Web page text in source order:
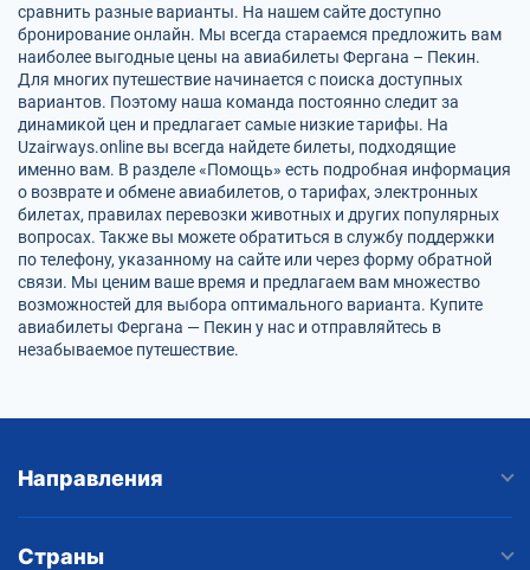
сравнить разные варианты. На нашем сайте доступно
бронирование онлайн. Мы всегда стараемся предложить вам
наиболее выгодные цены на авиабилеты Фергана – Пекин.
Для многих путешествие начинается с поиска доступных
вариантов. Поэтому наша команда постоянно следит за
динамикой цен и предлагает самые низкие тарифы. На
Uzairways.online вы всегда найдете билеты, подходящие
именно вам. В разделе «Помощь» есть подробная информация
о возврате и обмене авиабилетов, о тарифах, электронных
билетах, правилах перевозки животных и других популярных
вопросах. Также вы можете обратиться в службу поддержки
по телефону, указанному на сайте или через форму обратной
связи. Мы ценим ваше время и предлагаем вам множество
возможностей для выбора оптимального варианта. Купите
авиабилеты Фергана — Пекин у нас и отправляйтесь в
незабываемое путешествие.
Направления
Страны